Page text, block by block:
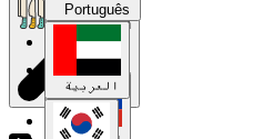
한국어
Português
العربية
Pengenalan